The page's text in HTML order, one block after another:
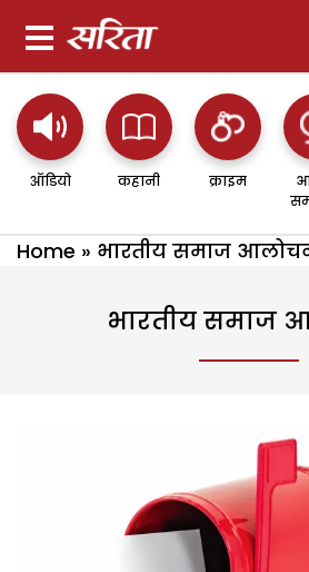
ऑडियो कहानी क्राइम
Home » भारतीय समाज
भारतीय समाज